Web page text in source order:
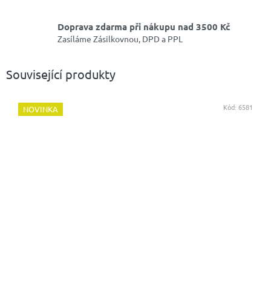
Doprava zdarma při nákupu nad 3500 Kč
Zasíláme Zásilkovnou, DPD a PPL
Související produkty
NOVINKA Kód: 6581